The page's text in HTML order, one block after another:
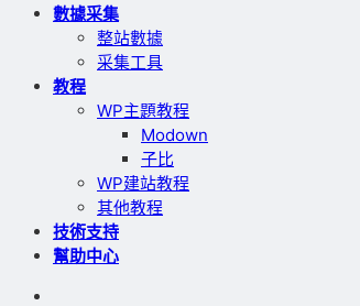
數據采集
整站數據
采集工具
教程
WP主題教程
Modown
子比
WP建站教程
其他教程
技術支持
幫助中心